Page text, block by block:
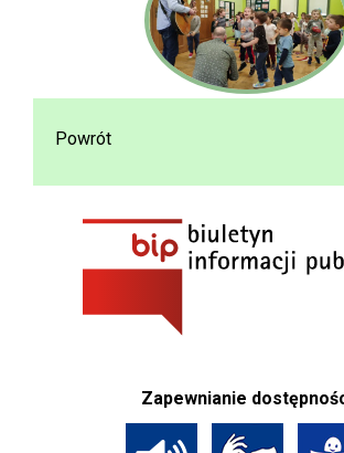
Powrót
Zapewnianie